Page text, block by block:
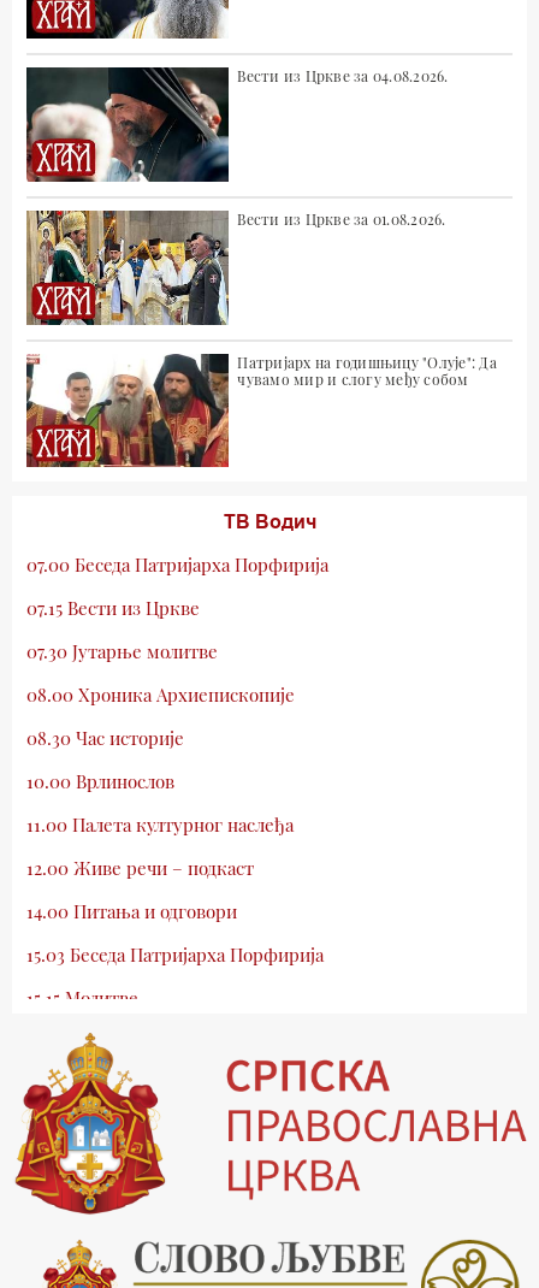
Вести из Цркве за 04.08.2026.
Вести из Цркве за 01.08.2026.
Патријарх на годишњицу "Олује": Да
чувамо мир и слогу међу собом
ТВ Водич
07.00 Беседа Патријарха Порфирија
07.15 Вести из Цркве
07.30 Јутарње молитве
08.00 Хроника Архиепископије
08.30 Час историје
10.00 Врлинослов
11.00 Палета културног наслеђа
12.00 Живе речи – подкаст
14.00 Питања и одговори
15.03 Беседа Патријарха Порфирија
15.15 Молитве
15.30 Млади у Цркви
16.03 Српски јерарси
16.30 Хроника Архиепископије
17.03 Фолклор магазин
17.30 Тврђаве Дунава
18.03 Кроз историју Београда